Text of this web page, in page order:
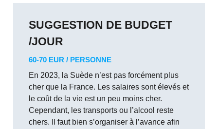
SUGGESTION DE BUDGET
/JOUR
60-70 EUR / PERSONNE
En 2023, la Suède n’est pas forcément plus
cher que la France. Les salaires sont élevés et
le coût de la vie est un peu moins cher.
Cependant, les transports ou l’alcool reste
chers. Il faut bien s’organiser à l’avance afin